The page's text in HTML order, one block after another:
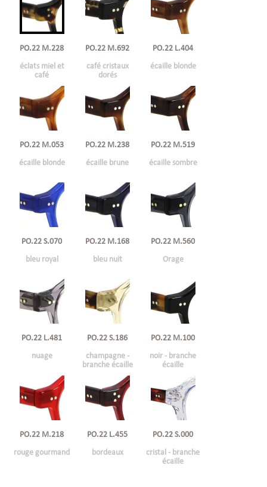
PO.22 M.228
éclats miel et
café
PO.22 M.692
café cristaux
dorés
PO.22 L.404
écaille blonde
PO.22 M.053
écaille blonde
PO.22 M.238
écaille brune
PO.22 M.519
écaille sombre
PO.22 S.070
bleu royal
PO.22 M.168
bleu nuit
PO.22 M.560
Orage
PO.22 L.481
nuage
PO.22 S.186
champagne -
branche écaille
PO.22 M.100
noir - branche
écaille
PO.22 M.218
rouge gourmand
PO.22 L.455
bordeaux
PO.22 S.000
cristal - branche
écaille